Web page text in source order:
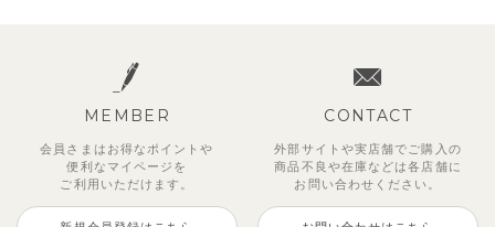
MEMBER
会員さまはお得なポイントや
便利な マイページを
ご利用いただけます。
CONTACT
外部サイトや実店舗でご購入の
商品不良や在庫などは各店舗に
お問い合わせください。